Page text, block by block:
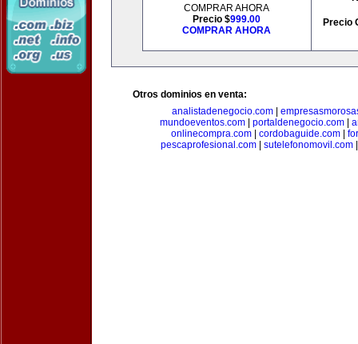
COMPRAR AHORA
Precio $999.00
COMPRAR AHORA
Precio
Otros dominios en venta:
analistadenegocio.com
mundoeventos.com| portaldenegocio.com|
onlinecompra.com| cordobaguide.com|
pescaprofesional.com| sutelefonomovil.com